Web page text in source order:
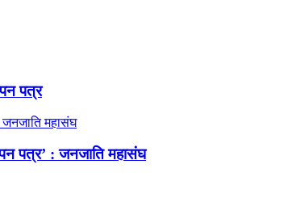
पत्र
पत्र’ : जनजाति महासंघ